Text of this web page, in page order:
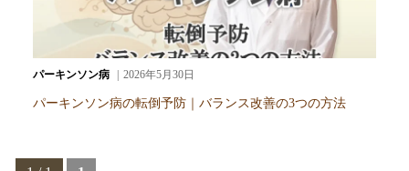
パーキンソン病 2026年5月30日
パーキンソン病の転倒予防｜バランス改善の3つの方法